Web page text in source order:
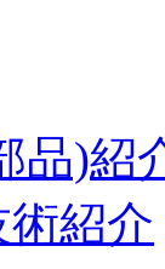
品)紹
紹介